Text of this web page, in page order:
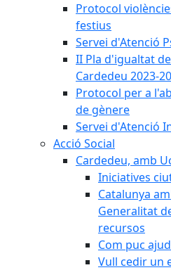
Protocol
festius
Servei d'Atenció
II Pla d'igualtat
Cardedeu 2023-
Protocol per a
de gènere
Servei d'Atenció
Acció Social
Cardedeu, amb
Iniciatives
Catalunya
Generalitat
recursos
Com puc
Vull cedir un